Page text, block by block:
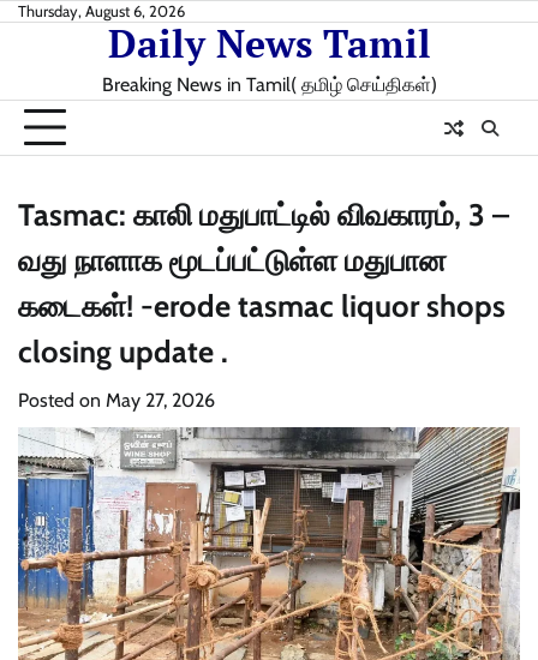
SkipThursday, August 6, 2026
Daily News Tamil
Breaking News in Tamil( தமிழ் செய்திகள்)
Tasmac: காலி மதுபாட்டில் விவகாரம், 3 –
வது நாளாக மூடப்பட்டுள்ள மதுபான
கடைகள்! -erode tasmac liquor shops
closing update .
Posted on May 27, 2026